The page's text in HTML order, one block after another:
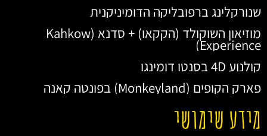
שנורקלינג ברפובליקה הדומיניקנית
מוזיאון השוקולד (הקקאו) + סדנא (Kahkow
Experience)
קולנוע 4D בסנטו דומינגו
פארק הקופים (Monkeyland) בפונטה קאנה
מידע שימושי